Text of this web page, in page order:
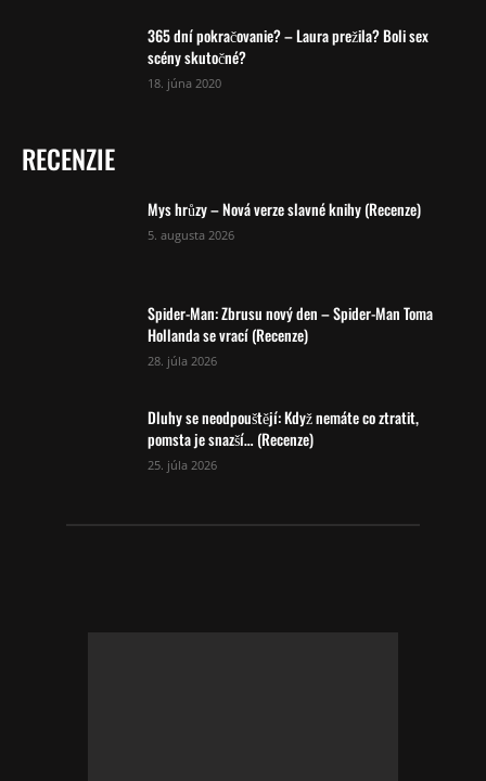
365 dní pokračovanie? – Laura prežila? Boli sex
scény skutočné?
18. júna 2020
RECENZIE
Mys hrůzy – Nová verze slavné knihy (Recenze)
5. augusta 2026
Spider-Man: Zbrusu nový den – Spider-Man Toma
Hollanda se vrací (Recenze)
28. júla 2026
Dluhy se neodpouštějí: Když nemáte co ztratit,
pomsta je snazší… (Recenze)
25. júla 2026